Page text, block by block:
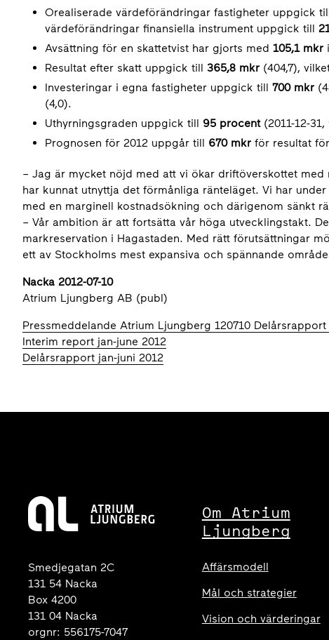
Orealiserade värdeförändringar fastigheter uppgick
värdeförändringar finansiella instrument uppgick till
Avsättning för en skattetvist har gjorts med 105,1 mkr
Resultat efter skatt uppgick till 365,8 mkr (404,7),
Investeringar i egna fastigheter uppgick till 700 mkr
(4,0).
Uthyrningsgraden uppgick till 95 procent(2011-12-
Prognosen för 2012 uppgår till 670 mkr för resultat
– Jag är mycket nöjd med att vi ökar driftöverskottet
har kunnat utnyttja det förmånliga ränteläget. Vi har
med en marginell kostnadsökning och därigenom sänkt
– Vår ambition är att fortsätta vår höga utvecklingstakt.
markreservation i Hagastaden. Med rätt förutsättningar
ett av Stockholms mest expansiva och spännande
Nacka 2012-07-10
Atrium Ljungberg AB (publ)
Pressmeddelande Atrium Ljungberg 120710 Delårsrapport
Interim report jan-june 2012
Delårsrapport jan-juni 2012
Smedjegatan 2C
131 54 Nacka
Box 4200
131 04 Nacka
orgnr: 556175-7047
Om Atrium
Ljungberg
Affärsmodell
Mål och strategier
Vision och värderingar